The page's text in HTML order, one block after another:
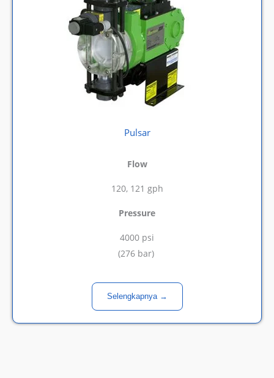
Pulsar
Flow
120, 121 gph
Pressure
4000 psi
(276 bar)
Selengkapnya →